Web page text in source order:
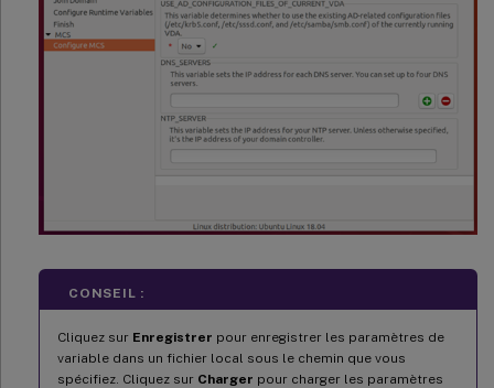
CONSEIL :
Cliquez sur Enregistrer pour enregistrer les paramètres de
variable dans un fichier local sous le chemin que vous
spécifiez. Cliquez sur Charger pour charger les paramètres